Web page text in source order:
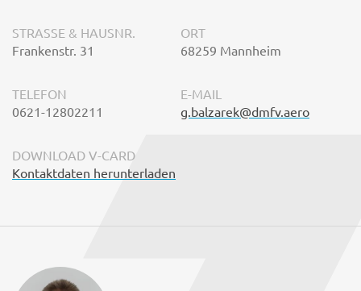
STRASSE & HAUSNR.
Frankenstr. 31
ORT
68259 Mannheim
TELEFON
0621-12802211
E-MAIL
g.balzarek@dmfv.aero
DOWNLOAD V-CARD
Kontaktdaten herunterladen